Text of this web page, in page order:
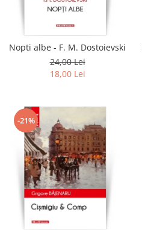
Literatura
Contemporana
Universala
Non-fictiune
Calatorii
Memorii
Publicistica / Reportaje / Interviuri
Stiinte umaniste
Istorie
Sociologie si filozofie
Nopti albe - F. M. Dostoievski
24,00 Lei
18,00 Lei
-21%